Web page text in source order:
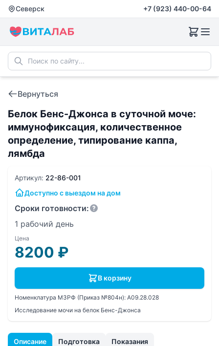
Северск +7 (923) 440-00-64
Вернуться
Белок Бенс-Джонса в суточной моче:
иммунофиксация, количественное
определение, типирование каппа,
лямбда
Описание Подготовка Показания
Артикул: 22-86-001
Доступно с выездом на дом
Сроки готовности:
1 рабочий день
Цена
8200 ₽
В корзину
Номенклатура МЗРФ (Приказ №804н): A09.28.028
Исследование мочи на белок Бенс-Джонса